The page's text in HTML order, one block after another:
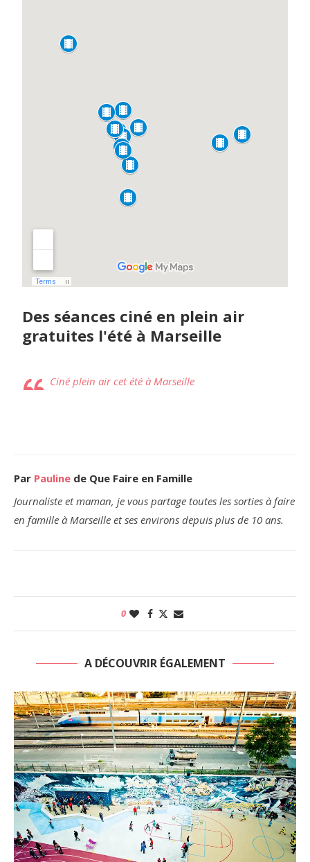
Des séances ciné en plein air
gratuites l'été à Marseille
Ciné plein air cet été à Marseille
Par Pauline de Que Faire en Famille
Journaliste et maman, je vous partage toutes les sorties à faire
en famille à Marseille et ses environs depuis plus de 10 ans.
0
A DÉCOUVRIR ÉGALEMENT